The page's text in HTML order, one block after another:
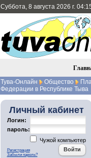
Суббота, 8 августа 2026 г.
Тува-Онлайн Общество
Федерации в Республике Тыва
Личный кабинет
Логин:
пароль:
Чужой компьютер
Регистрация
Забыли пароль?